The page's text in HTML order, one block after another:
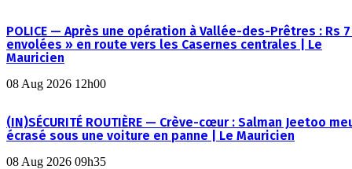
POLICE — Après une opération à Vallée-des-Prêtres : Rs
envolées » en route vers les Casernes centrales | Le
Mauricien
08 Aug 2026 12h00
(IN)SÉCURITÉ ROUTIÈRE — Crève-cœur : Salman Jeetoo
écrasé sous une voiture en panne | Le Mauricien
08 Aug 2026 09h35